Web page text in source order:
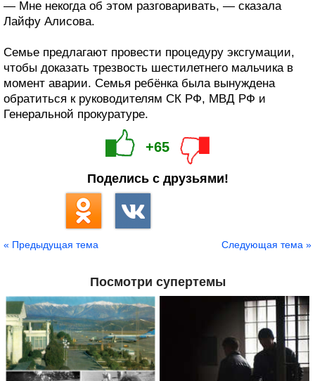
— Мне некогда об этом разговаривать, — сказала
Лайфу Алисова.
Семье предлагают провести процедуру эксгумации,
чтобы доказать трезвость шестилетнего мальчика в
момент аварии. Семья ребёнка была вынуждена
обратиться к руководителям СК РФ, МВД РФ и
Генеральной прокуратуре.
+65
Поделись с друзьями!
« Предыдущая тема Следующая тема »
Посмотри супертемы